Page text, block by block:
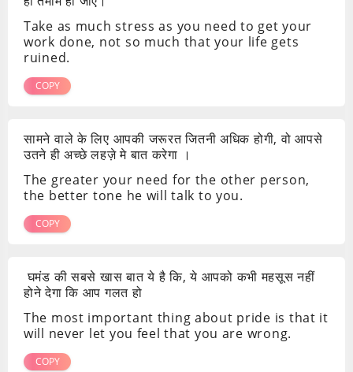
Take as much stress as you need to get your
work done, not so much that your life gets
ruined.
COPY
सामने वाले के लिए आपकी जरूरत जितनी अधिक होगी, वो आपसे
उतने ही अच्छे लहज़े मे बात करेगा ।
The greater your need for the other person,
the better tone he will talk to you.
COPY
घमंड की सबसे खास बात ये है कि, ये आपको कभी महसूस नहीं
होने देगा कि आप गलत हो
The most important thing about pride is that it
will never let you feel that you are wrong.
COPY